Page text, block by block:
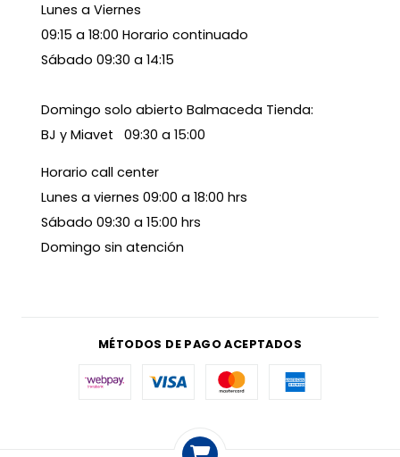
Lunes a Viernes
09:15 a 18:00 Horario continuado
Sábado 09:30 a 14:15
Domingo solo abierto Balmaceda Tienda:
BJ y Miavet 09:30 a 15:00
Horario call center
Lunes a viernes 09:00 a 18:00 hrs
Sábado 09:30 a 15:00 hrs
Domingo sin atención
MÉTODOS DE PAGO ACEPTADOS